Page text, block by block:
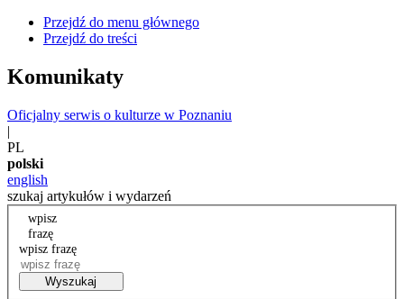
Przejdź do menu głównego
Przejdź do treści
Komunikaty
Oficjalny serwis o kulturze w Poznaniu
|
PL
polski
english
szukaj artykułów i wydarzeń
wpisz
frazę
wpisz frazę
Wyszukaj